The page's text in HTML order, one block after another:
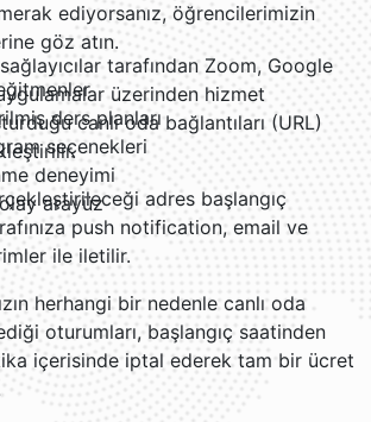
tarafından Zoom, Google
üzerinden hizmet
canlı oda bağlantıları (URL)
adres başlangıç
push notification, email ve
ile iletilir.
herhangi bir nedenle canlı oda
oturumları, başlangıç saatinden
içerisinde iptal ederek tam bir ücret
ediyorsanız, öğrencilerimizin
göz atın.
ders planları
seçenekleri
deneyimi
arayüz